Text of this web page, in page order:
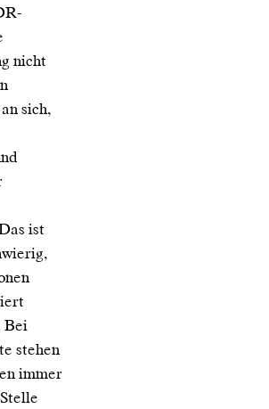
nicht
sich,
ist
Bei
stehen
immer